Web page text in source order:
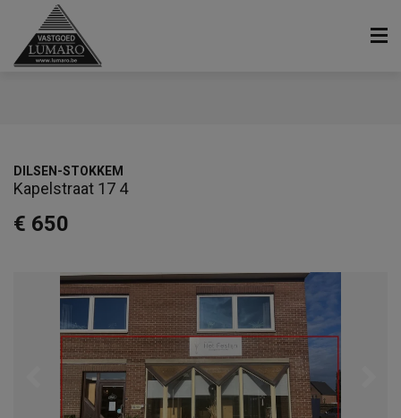
€ 650
DILSEN-STOKKEM
Kapelstraat 17 4